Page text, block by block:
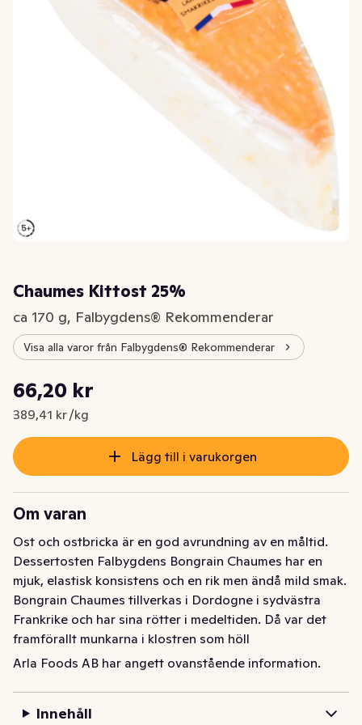
Chaumes Kittost 25%
ca 170 g, Falbygdens® Rekommenderar
Visa alla varor från Falbygdens® Rekommenderar
Nuvarande pris är: 66,20 kr
66,20 kr
389,41 kr /kg
Styckpris: 389,41 kr /kg
Lägg till i varukorgen
Om varan
Ost och ostbricka är en god avrundning av en måltid.
Dessertosten Falbygdens Bongrain Chaumes har en
mjuk, elastisk konsistens och en rik men ändå mild smak.
Bongrain Chaumes tillverkas i Dordogne i sydvästra
Frankrike och har sina rötter i medeltiden. Då var det
framförallt munkarna i klostren som höll
osttillverkningen vid liv. Munkarna upptäckte att om
man fram en pikant doftande ost med ljuvlig smak.
Baserad på dessa "trappist-munkostar" är idag
Arla Foods AB har angett ovanstående information.
Innehåll